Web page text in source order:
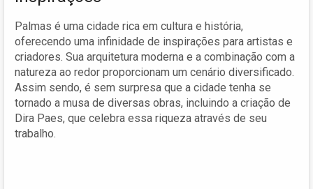
Palmas é uma cidade rica em cultura e história,
oferecendo uma infinidade de inspirações para artistas e
criadores. Sua arquitetura moderna e a combinação com a
natureza ao redor proporcionam um cenário diversificado.
Assim sendo, é sem surpresa que a cidade tenha se
tornado a musa de diversas obras, incluindo a criação de
Dira Paes, que celebra essa riqueza através de seu
trabalho.